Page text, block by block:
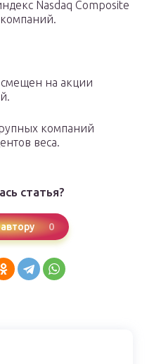
Nasdaq Composite
на акции
компаний
веса.
статья?
0